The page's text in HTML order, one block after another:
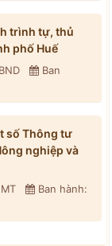
trình tự, thủ
phố Huế
Ban
số Thông tư
nghiệp và
Ban hành: